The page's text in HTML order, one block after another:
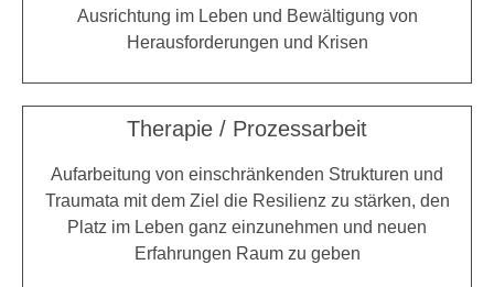
Ausrichtung im Leben und Bewältigung von
Herausforderungen und Krisen
Therapie / Prozessarbeit
Aufarbeitung von einschränkenden Strukturen und
Traumata mit dem Ziel die Resilienz zu stärken, den
Platz im Leben ganz einzunehmen und neuen
Erfahrungen Raum zu geben